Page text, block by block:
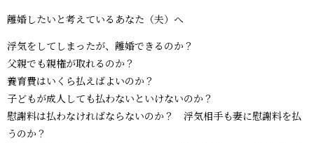
離婚したいと考えているあなた（夫）へ
浮気をしてしまったが、離婚できるのか？
父親でも親権が取れるのか？
養育費はいくら払えばよいのか？
子どもが成人しても払わないといけないのか？
慰謝料は払わなければならないのか？ 浮気相手も妻に慰謝料を払
うのか？